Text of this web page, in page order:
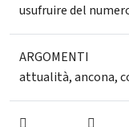
usufruire del
ARGOMENTI
attualità,ancona,